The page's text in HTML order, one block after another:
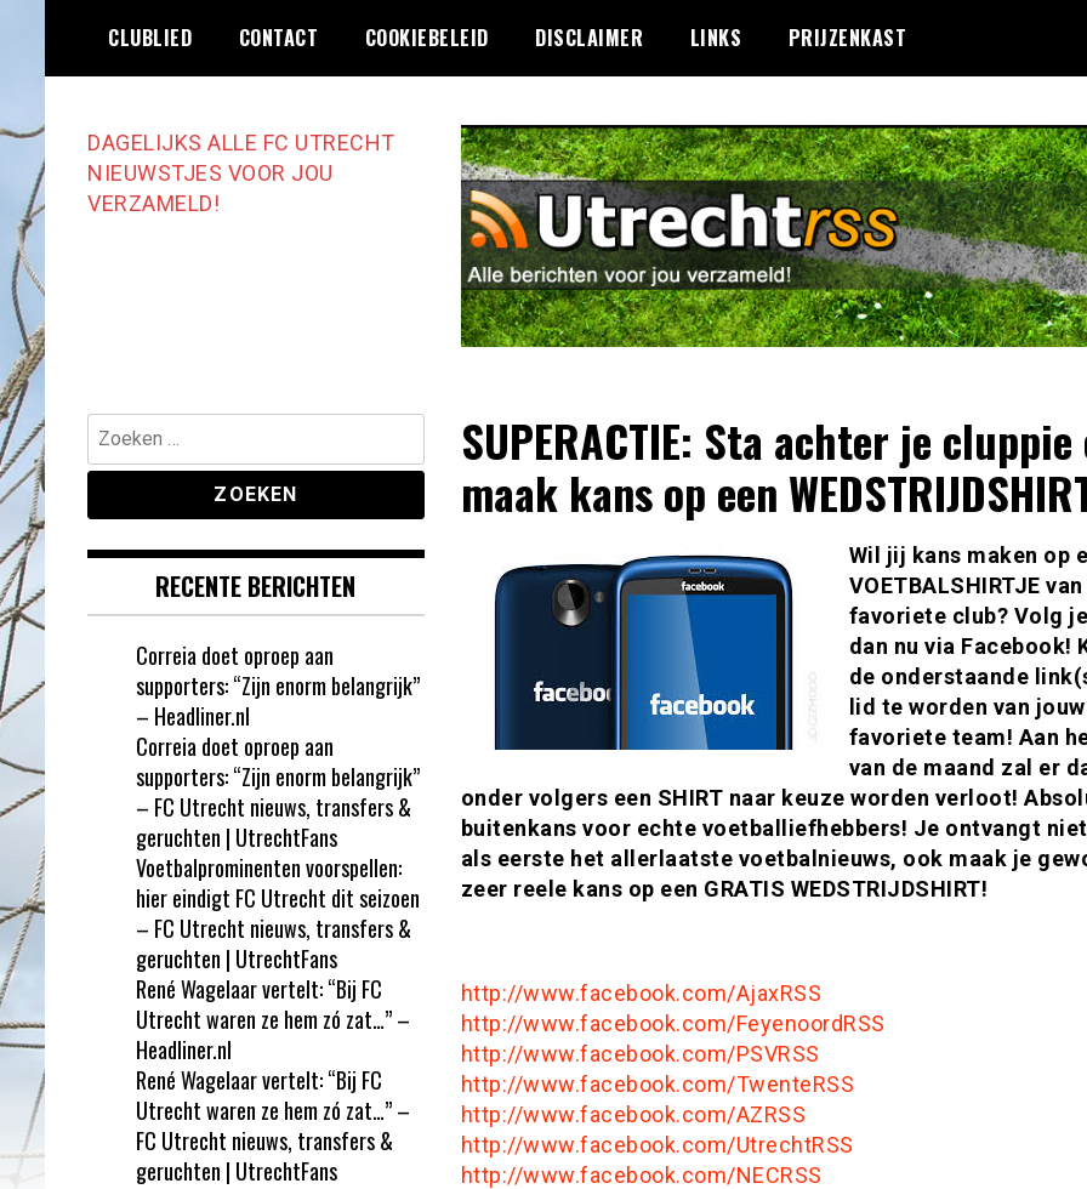
de
CLUBLIED CONTACT COOKIEBELEID DISCLAIMER LINKS PRIJZENKAST
DAGELIJKS ALLE FC UTRECHT
NIEUWSTJES VOOR JOU
VERZAMELD!
SUPERACTIE: Sta achter je cluppie
maak kans op een
Wil jij kans maken op
VOETBALSHIRTJE
favoriete club? Volg
dan nu via Facebook!
de onderstaande
lid te worden van jouw
favoriete team! Aan
van de maand zal er
onder volgers een SHIRT naar keuze worden verloot!
buitenkans voor echte voetballiefhebbers! Je ontvangt
als eerste het allerlaatste voetbalnieuws, ook maak je
zeer reele kans op een GRATIS WEDSTRIJDSHIRT!
http://www.facebook.com/AjaxRSS
http://www.facebook.com/FeyenoordRSS
http://www.facebook.com/PSVRSS
http://www.facebook.com/TwenteRSS
http://www.facebook.com/AZRSS
http://www.facebook.com/UtrechtRSS
http://www.facebook.com/NECRSS
Zoeken
naar:
RECENTE BERICHTEN
Correia doet oproep aan
supporters: “Zijn enorm belangrijk”
– Headliner.nl
Correia doet oproep aan
supporters: “Zijn enorm belangrijk”
– FC Utrecht nieuws, transfers &
geruchten | UtrechtFans
Voetbalprominenten voorspellen:
hier eindigt FC Utrecht dit seizoen
– FC Utrecht nieuws, transfers &
geruchten | UtrechtFans
René Wagelaar vertelt: “Bij FC
Utrecht waren ze hem zó zat…” –
Headliner.nl
René Wagelaar vertelt: “Bij FC
Utrecht waren ze hem zó zat…” –
FC Utrecht nieuws, transfers &
geruchten | UtrechtFans